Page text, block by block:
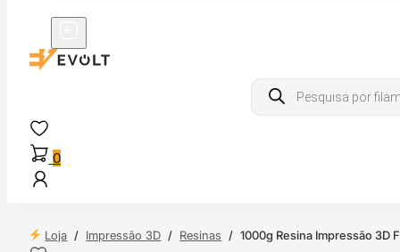
Products
search
0
Loja / Impressão 3D / Resinas / 1000g Resina Impressão 3D